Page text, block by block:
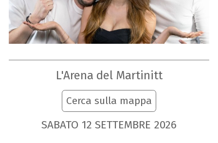
L'Arena del Martinitt
Cerca sulla mappa
SABATO 12 SETTEMBRE 2026